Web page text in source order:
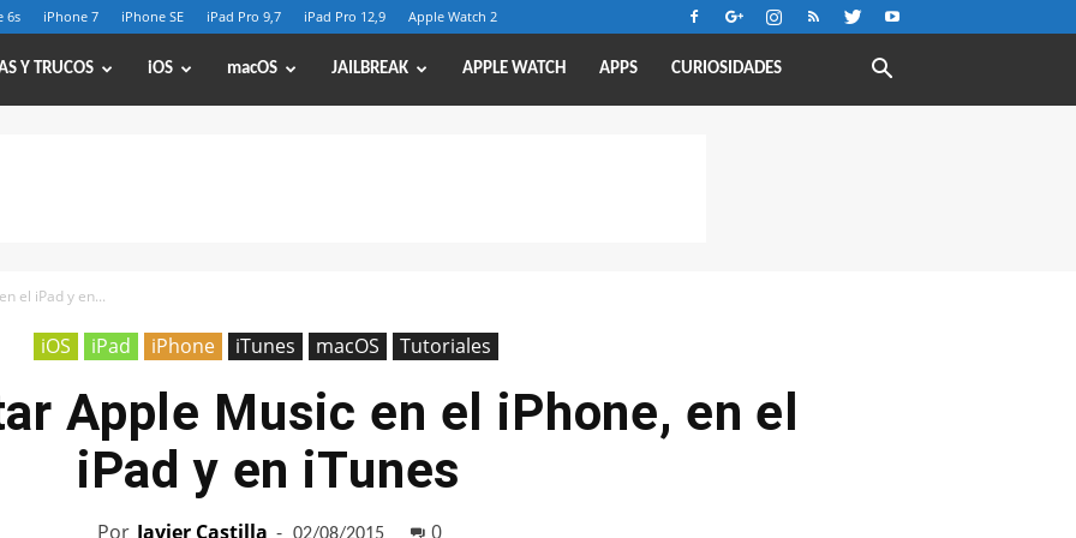
6s iPhone 7 iPhone SE iPad Pro 9,7 iPad Pro 12,9 Apple Watch 2
Y TRUCOS iOS macOS JAILBREAK APPLE WATCH APPS CURIOSIDADES
el iPad y en...
iOS iPad iPhone iTunes macOS Tutoriales
Apple Music en el iPhone, en el
iPad y en iTunes
Por Javier Castilla - 0